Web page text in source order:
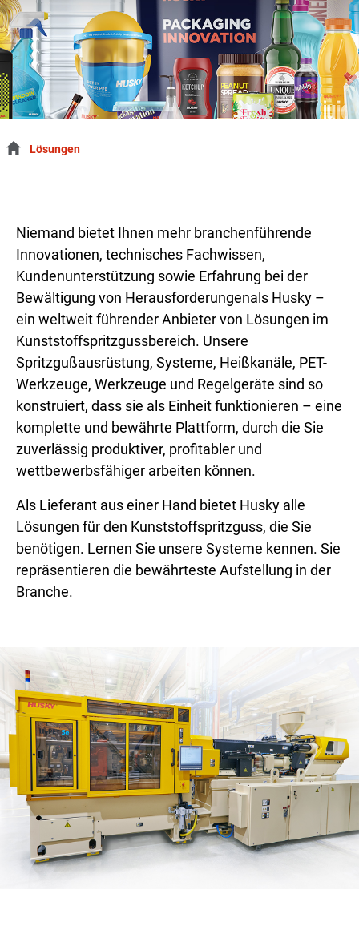
Lösungen
Niemand bietet Ihnen mehr branchenführende
Innovationen, technisches Fachwissen,
Kundenunterstützung sowie Erfahrung bei der
Bewältigung von Herausforderungenals Husky –
ein weltweit führender Anbieter von Lösungen im
Kunststoffspritzgussbereich. Unsere
Spritzgußausrüstung, Systeme, Heißkanäle, PET-
Werkzeuge, Werkzeuge und Regelgeräte sind so
konstruiert, dass sie als Einheit funktionieren – eine
komplette und bewährte Plattform, durch die Sie
zuverlässig produktiver, profitabler und
wettbewerbsfähiger arbeiten können.
Als Lieferant aus einer Hand bietet Husky alle
Lösungen für den Kunststoffspritzguss, die Sie
benötigen. Lernen Sie unsere Systeme kennen. Sie
repräsentieren die bewährteste Aufstellung in der
Branche.